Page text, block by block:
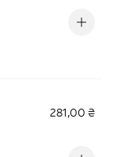
281,00 ₴